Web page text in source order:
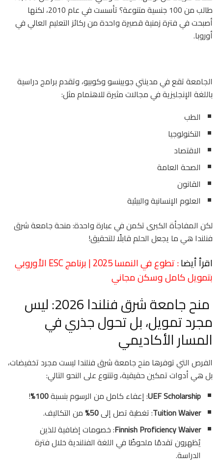
طالب من 100 جنسية متنوعة؟ تأسست في عام 2010، لكنها
أصبحت في فترة زمنية قصيرة واحدة من ركائز التعليم العالي في
أوروبا.
الجامعة تقع في مدينتي جويينسو وكوبيو، وتقدم برامج دراسية
باللغة الإنجليزية في مجالات مثيرة للاهتمام مثل:
الطب
التكنولوجيا
الاقتصاد
الصحة العامة
القانون
العلوم الإنسانية والبيئية
لكن المفاجأة الكبرى تكمن في عبارة واحدة: منحة جامعة شرق
فنلندا هي ما يجعل الحلم قابلًا للتحقيق!
اقرأ أيضا
: تطوع في النمسا 2025 | برنامج ESC الأوروبي
بتمويل كامل وسكن مجاني
منح جامعة شرق فنلندا 2026: ليس
مجرد تمويل، بل تحول جذري في
المسار الأكاديمي
الفرص التي توفرها منح جامعة شرق فنلندا ليست مجرد تخفيضات،
بل هي أدوات تمكين حقيقية، وتتنوع على النحو التالي:
UEF Scholarship: إعفاء كامل من الرسوم بنسبة100%
!
Tuition Waiver: تغطية تصل إلى50% من التكاليف.
Finnish Proficiency Waiver: خصومات إضافية للذين
يُظهرون تقدمًا ملحوظًا في اللغة الفنلندية خلال فترة
الدراسة.